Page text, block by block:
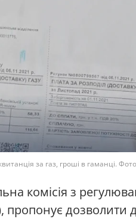
за газ, гроші в гаманці.
комісія з
пропонує дозволити